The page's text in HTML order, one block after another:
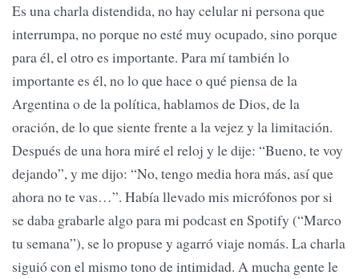
Es una charla distendida, no hay celular ni persona que
interrumpa, no porque no esté muy ocupado, sino porque
para él, el otro es importante. Para mí también lo
importante es él, no lo que hace o qué piensa de la
Argentina o de la política, hablamos de Dios, de la
oración, de lo que siente frente a la vejez y la limitación.
Después de una hora miré el reloj y le dije: “Bueno, te voy
dejando”, y me dijo: “No, tengo media hora más, así que
ahora no te vas…”. Había llevado mis micrófonos por si
se daba grabarle algo para mi podcast en Spotify (“Marco
tu semana”), se lo propuse y agarró viaje nomás. La charla
siguió con el mismo tono de intimidad. A mucha gente le